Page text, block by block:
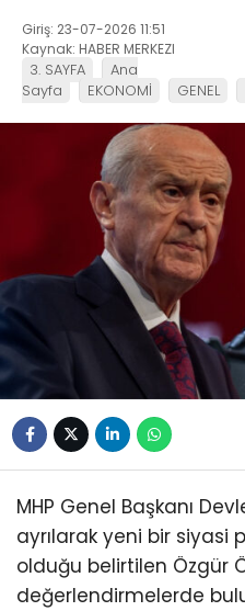
Giriş: 23-07-2026 11:51
Kaynak: HABER MERKEZI
3. SAYFA
Ana
Sayfa
EKONOMİ GENEL
MHP Genel Başkanı
ayrılarak yeni bir siyasi
olduğu belirtilen Özgür
değerlendirmelerde